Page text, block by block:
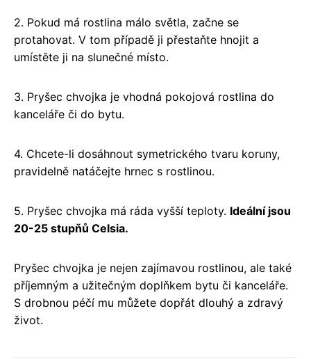
2. Pokud má rostlina málo světla, začne se
protahovat. V tom případě ji přestaňte hnojit a
umístěte ji na slunečné místo.
3. Pryšec chvojka je vhodná pokojová rostlina do
kanceláře či do bytu.
4. Chcete-li dosáhnout symetrického tvaru koruny,
pravidelně natáčejte hrnec s rostlinou.
5. Pryšec chvojka má ráda vyšší teploty. Ideální jsou
20-25 stupňů Celsia.
Pryšec chvojka je nejen zajímavou rostlinou, ale také
příjemným a užitečným doplňkem bytu či kanceláře.
S drobnou péčí mu můžete dopřát dlouhý a zdravý
život.